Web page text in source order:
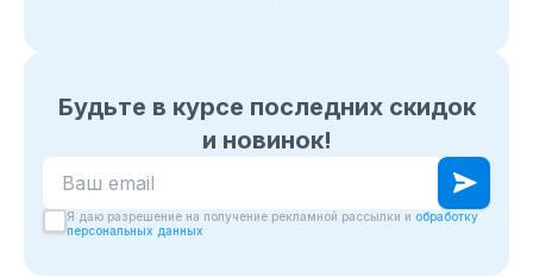
Будьте в курсе последних скидок
и новинок!
Ваш email для подписки на новости
Я даю разрешение на получение рекламной рассылки и обработку
персональных данных